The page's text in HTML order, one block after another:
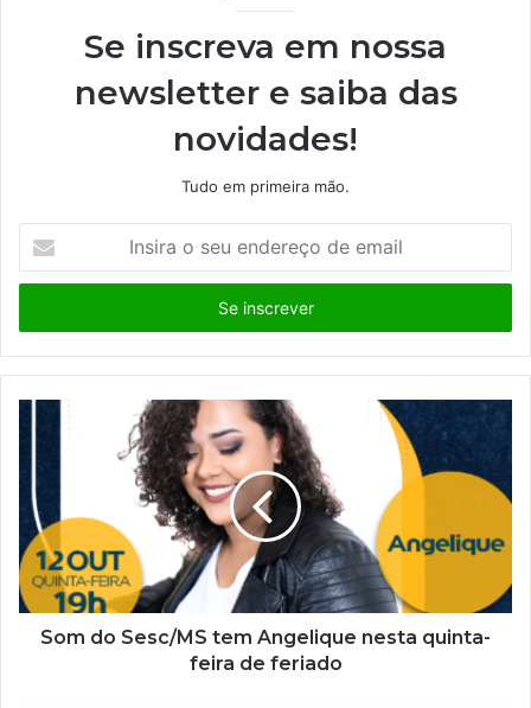
Se inscreva em nossa
newsletter e saiba das
novidades!
Tudo em primeira mão.
s
r
a
s
e
u
e
n
d
e
r
e
Som do Sesc/MS tem Angelique nesta quinta-
feira de feriado